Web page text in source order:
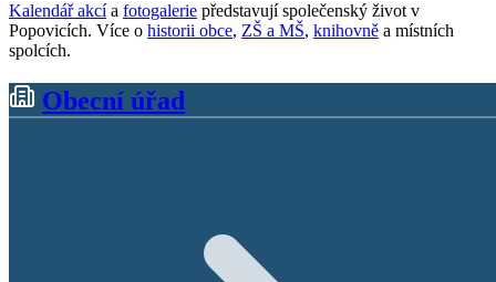
Kalendář akcía fotogalerie představují společenský život v
Popovicích. Více o historii obce, ZŠ a MŠ, knihovně a místních
spolcích.
Obecní úřad